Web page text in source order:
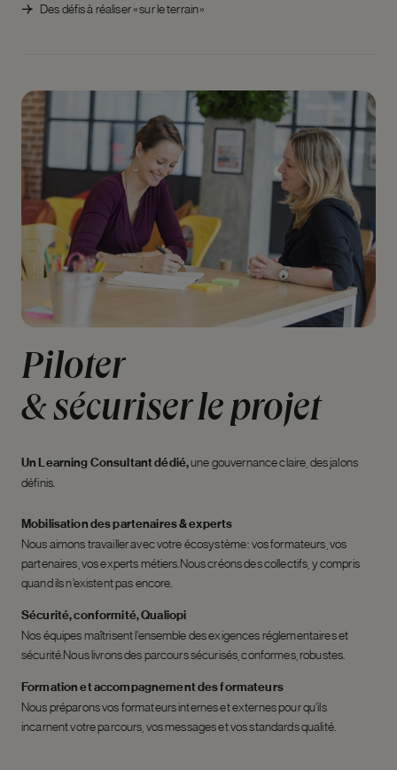
Des défis à réaliser « sur le terrain »
Piloter
&sécuriserleprojet
Un Learning Consultant dédié,une gouvernance claire, des jalons
définis.
Mobilisation des partenaires & experts
Nous aimons travailler avec votre écosystème : vos formateurs, vos
partenaires, vos experts métiers. Nous créons des collectifs, y compris
quand ils n’existent pas encore.
Sécurité, conformité, Qualiopi
Nos équipes maîtrisent l’ensemble des exigences réglementaires et
sécurité.Nous livrons des parcours sécurisés, conformes, robustes.
Formation et accompagnement des formateurs
Nous préparons vos formateurs internes et externes pour qu’ils
incarnent votre parcours, vos messages et vos standards qualité.